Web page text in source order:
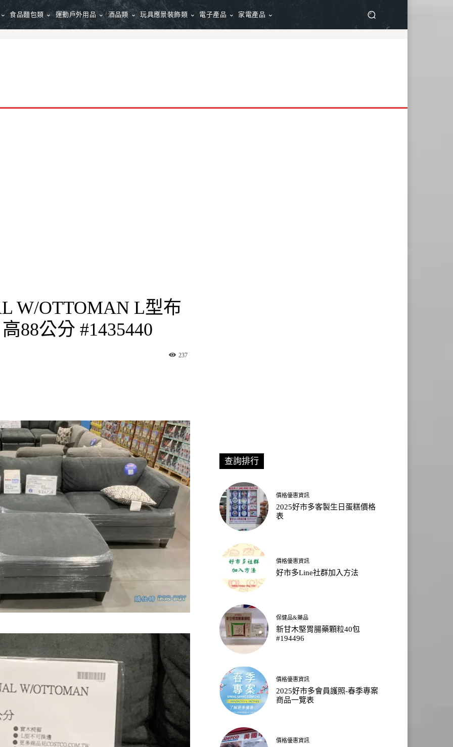
食品麵包類 運動戶外用品 酒品類 玩具應景裝飾類 電子產品 家電產品
W/OTTOMAN L型布
88公分 #1435440
237
查詢排行
價格優惠資訊
2025好市多客製生日蛋糕價格
表
價格優惠資訊
好市多Line社群加入方法
保健品&藥品
新甘木堅胃腸藥顆粒40包
#194496
價格優惠資訊
2025好市多會員護照-春季專案
商品一覽表
價格優惠資訊